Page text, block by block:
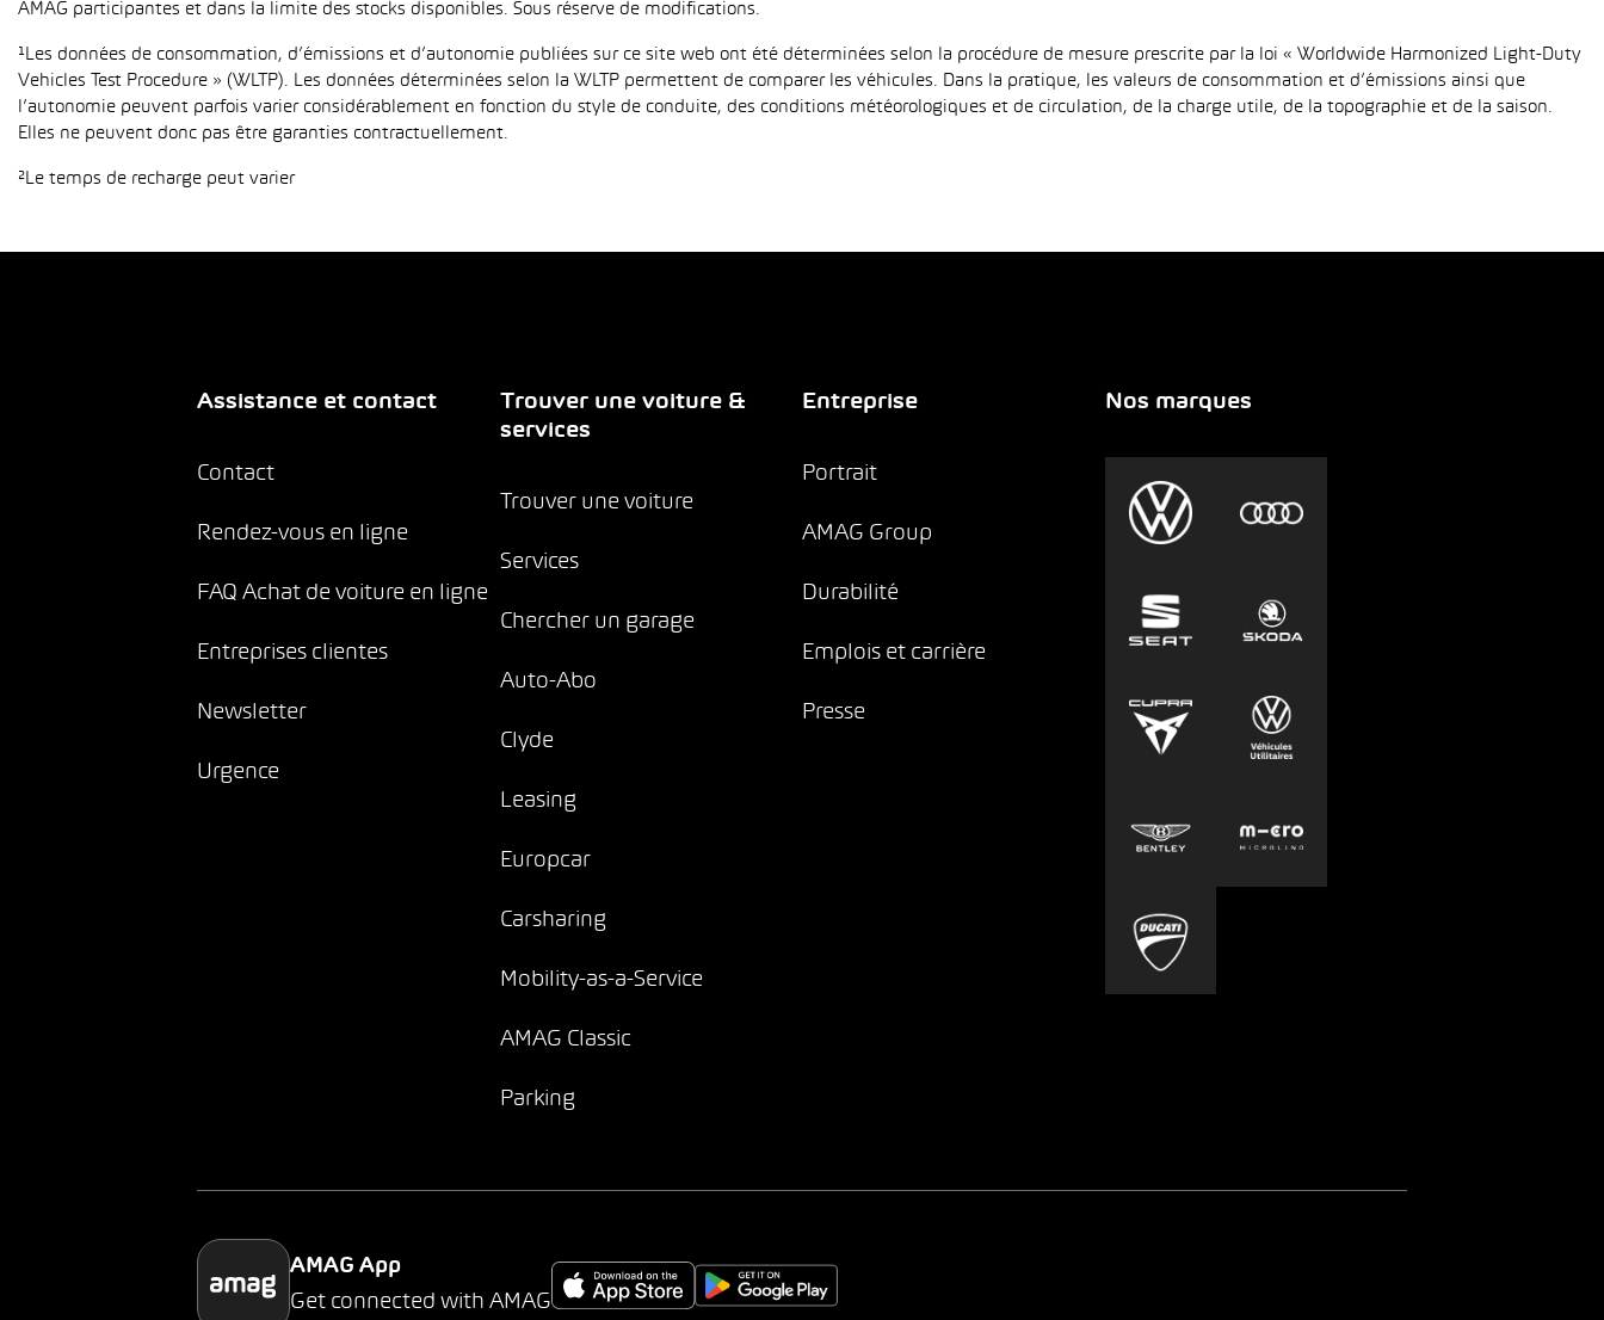
AMAG participantes et dans la limite des stocks disponibles. Sous réserve de modifications.
¹Les données de consommation, d’émissions et d’autonomie publiées sur ce site web ont été déterminées selon la procédure de mesure prescrite par la loi « Worldwide Harmonized Light-Duty
Vehicles Test Procedure » (WLTP). Les données déterminées selon la WLTP permettent de comparer les véhicules. Dans la pratique, les valeurs de consommation et d’émissions ainsi que
l’autonomie peuvent parfois varier considérablement en fonction du style de conduite, des conditions météorologiques et de circulation, de la charge utile, de la topographie et de la saison.
Elles ne peuvent donc pas être garanties contractuellement.
²Le temps de recharge peut varier
Assistance et contact
Contact
Rendez-vous en ligne
FAQ Achat de voiture en ligne
Entreprises clientes
Newsletter
Urgence
Trouver une voiture &
services
Trouver une voiture
Services
Chercher un garage
Auto-Abo
Clyde
Leasing
Europcar
Carsharing
Mobility-as-a-Service
AMAG Classic
Parking
Entreprise
Portrait
AMAG Group
Durabilité
Emplois et carrière
Presse
Nos marques
AMAG App
Get connected with AMAG